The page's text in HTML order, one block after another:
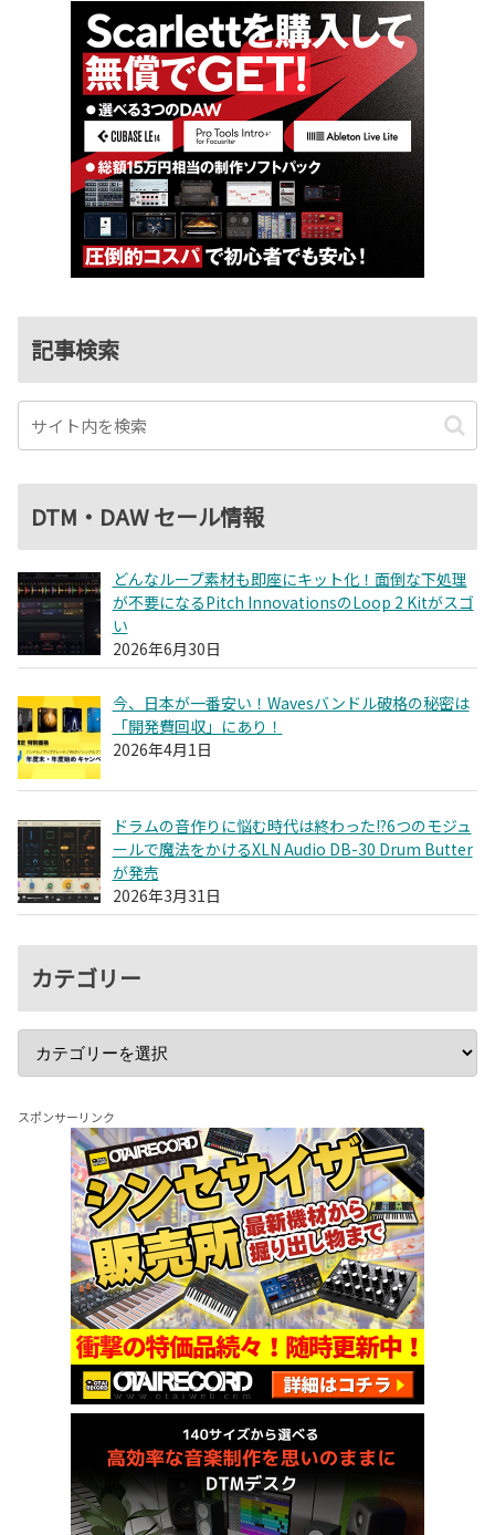
記事検索
DTM・DAW セール情報
どんなループ素材も即座にキット化！面倒な下処理
が不要になるPitch InnovationsのLoop 2 Kitがスゴ
い
2026年6月30日
今、日本が一番安い！Wavesバンドル破格の秘密は
「開発費回収」にあり！
2026年4月1日
ドラムの音作りに悩む時代は終わった!?6つのモジュ
ールで魔法をかけるXLN Audio DB-30 Drum Butter
が発売
2026年3月31日
カテゴリー
スポンサーリンク